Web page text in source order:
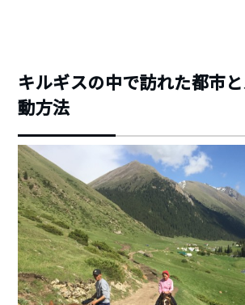
キルギスの中で訪れた都市
動方法